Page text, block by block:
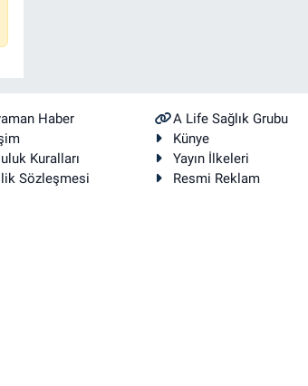
Haber
A Life Sağlık Grubu
Künye
Kuralları
Yayın İlkeleri
Sözleşmesi
Resmi Reklam